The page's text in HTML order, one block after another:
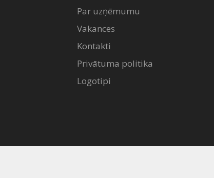
Par uzņēmumu
Vakances
Kontakti
Privātuma politika
Logotipi